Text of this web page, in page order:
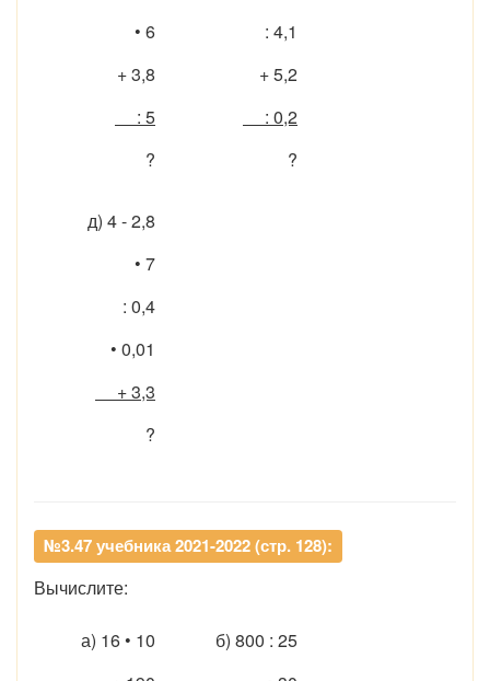
• 6
+ 3,8
: 5
?
: 4,1
+ 5,2
: 0,2
?
д) 4 - 2,8
• 7
: 0,4
• 0,01
+ 3,3
?
№3.47 учебника 2021-2022 (стр. 128):
Вычислите:
а) 16 • 10
б) 800 : 25